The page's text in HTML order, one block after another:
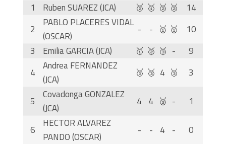
1
Ruben SUAREZ (JCA) 🥈 🥇 🥈 🥈
14
2
PABLO PLACERES VIDAL
(OSCAR)
- - 🥇 🥇
10
3
Emilia GARCIA (JCA) 🥇 🥈 🥉 -
9
4
Andrea FERNANDEZ
(JCA)
🥉 🥉 4 🥉 3
5
Covadonga GONZALEZ
(JCA)
4 4 🥉 - 1
6
HECTOR ALVAREZ
PANDO (OSCAR)
- - 4 - 0